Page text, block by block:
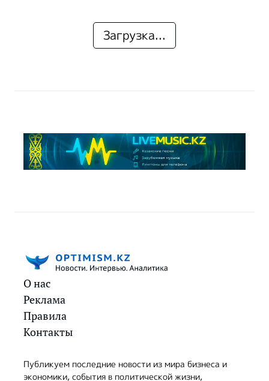
Загрузка...
О нас
Реклама
Правила
Контакты
Публикуем последние новости из мира бизнеса и
экономики, события в политической жизни,